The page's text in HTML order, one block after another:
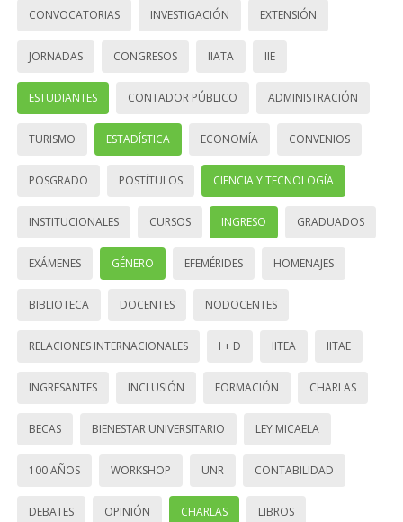
CONVOCATORIAS INVESTIGACIÓN EXTENSIÓN
JORNADAS CONGRESOS IIATA IIE
ESTUDIANTES CONTADOR PÚBLICO ADMINISTRACIÓN
TURISMO ESTADÍSTICA ECONOMÍA CONVENIOS
POSGRADO POSTÍTULOS CIENCIA Y TECNOLOGÍA
INSTITUCIONALES CURSOS INGRESO GRADUADOS
EXÁMENES GÉNERO EFEMÉRIDES HOMENAJES
BIBLIOTECA DOCENTES NODOCENTES
RELACIONES INTERNACIONALES I + D IITEA IITAE
INGRESANTES INCLUSIÓN FORMACIÓN CHARLAS
BECAS BIENESTAR UNIVERSITARIO LEY MICAELA
100 AÑOS WORKSHOP UNR CONTABILIDAD
DEBATES OPINIÓN CHARLAS LIBROS